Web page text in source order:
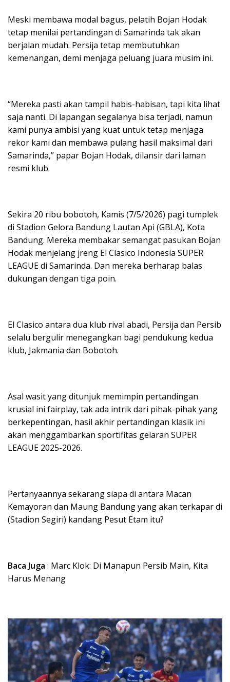
Meski membawa modal bagus, pelatih Bojan Hodak
tetap menilai pertandingan di Samarinda tak akan
berjalan mudah. Persija tetap membutuhkan
kemenangan, demi menjaga peluang juara musim ini.
“Mereka pasti akan tampil habis-habisan, tapi kita lihat
saja nanti. Di lapangan segalanya bisa terjadi, namun
kami punya ambisi yang kuat untuk tetap menjaga
rekor kami dan membawa pulang hasil maksimal dari
Samarinda,” papar Bojan Hodak, dilansir dari laman
resmi klub.
Sekira 20 ribu bobotoh, Kamis (7/5/2026) pagi tumplek
di Stadion Gelora Bandung Lautan Api (GBLA), Kota
Bandung. Mereka membakar semangat pasukan Bojan
Hodak menjelang jreng El Clasico Indonesia SUPER
LEAGUE di Samarinda. Dan mereka berharap balas
dukungan dengan tiga poin.
El Clasico antara dua klub rival abadi, Persija dan Persib
selalu bergulir menegangkan bagi pendukung kedua
klub, Jakmania dan Bobotoh.
Asal wasit yang ditunjuk memimpin pertandingan
krusial ini fairplay, tak ada intrik dari pihak-pihak yang
berkepentingan, hasil akhir pertandingan klasik ini
akan menggambarkan sportifitas gelaran SUPER
LEAGUE 2025-2026.
Pertanyaannya sekarang siapa di antara Macan
Kemayoran dan Maung Bandung yang akan terkapar di
(Stadion Segiri) kandang Pesut Etam itu?
Baca Juga : Marc Klok: Di Manapun Persib Main, Kita
Harus Menang